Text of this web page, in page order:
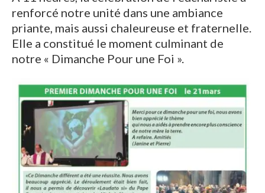
renforcé notre unité dans une ambiance
priante, mais aussi chaleureuse et fraternelle.
Elle a constitué le moment culminant de
notre « Dimanche Pour une Foi ».